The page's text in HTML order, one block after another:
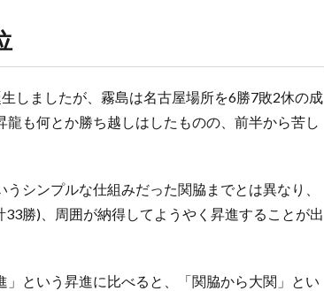
しましたが、霧島は名古屋場所を6勝7敗2休の成
も何とか勝ち越しはしたものの、前半から苦し
シンプルな仕組みだった関脇までとは異なり、
勝)、周囲が納得してようやく昇進することが出
という昇進に比べると、「関脇から大関」とい